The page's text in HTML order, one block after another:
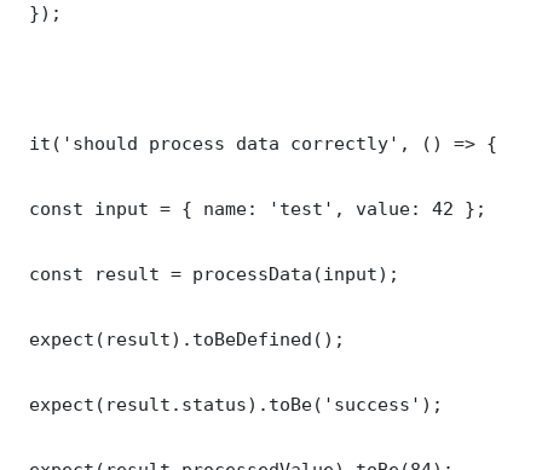
});
it('should process data correctly', () => {
const input = { name: 'test', value: 42 };
const result = processData(input);
expect(result).toBeDefined();
expect(result.status).toBe('success');